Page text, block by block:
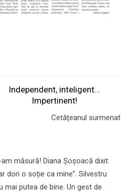
Independent, inteligent...
Impertinent!
Cetățeanul surmenat
măsură! Diana Șoșoacă dixit:
dori o soție ca mine”. Silvestru
mai putea de bine. Un gest de